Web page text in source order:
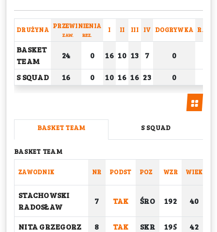
DRUŻYNA PRZEWINIENIA
ZAW. REZ.
I II III IV DOGRYWKA
BASKET
TEAM
24 0 16 10 13 7 0
S SQUAD 16 0 10 16 16 23 0
BASKET TEAM S SQUAD
BASKET TEAM
ZAWODNIK NR PODST POZ WZR WIEK
STACHOWSKI
RADOSŁAW
7 TAK ŚRO 192 40
NITA GRZEGORZ 8 TAK SKR 195 42